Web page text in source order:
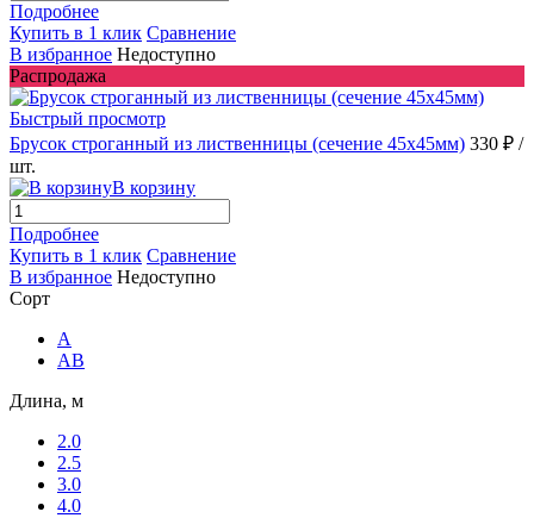
Подробнее
Купить в 1 клик Сравнение
В избранное Недоступно
Распродажа
Быстрый просмотр
Брусок строганный из лиственницы (сечение 45x45мм) 330 ₽ /
шт.
В корзину
Подробнее
Купить в 1 клик Сравнение
В избранное Недоступно
Сорт
A
AB
Длина, м
2.0
2.5
3.0
4.0